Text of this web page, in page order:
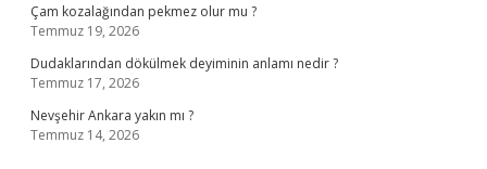
Çam kozalağından pekmez olur mu ?
Temmuz 19, 2026
Dudaklarından dökülmek deyiminin anlamı nedir ?
Temmuz 17, 2026
Nevşehir Ankara yakın mı ?
Temmuz 14, 2026